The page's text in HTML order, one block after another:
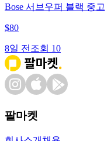
Bose 서브우퍼 블랙 중고
$80
8일 전 조회 10
팔마켓